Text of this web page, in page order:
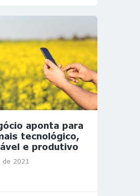
aponta para
tecnológico,
e produtivo
2021